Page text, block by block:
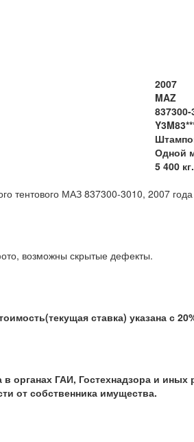
2007
MAZ
837300-
Одной
5 400 кг.
тентового МАЗ
возможны скрытые дефекты.
ставка) указана с
органах ГАИ, Гостехнадзора и
от собственника имущества.